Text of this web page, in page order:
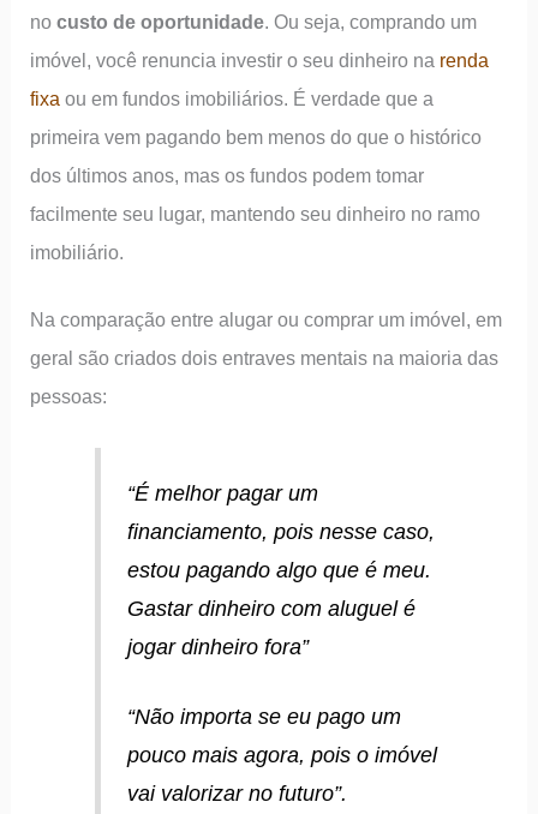
nocusto de oportunidade. Ou seja, comprando um
imóvel, você renuncia investir o seu dinheiro na renda
fixa ou em fundos imobiliários. É verdade que a
primeira vem pagando bem menos do que o histórico
dos últimos anos, mas os fundos podem tomar
facilmente seu lugar, mantendo seu dinheiro no ramo
imobiliário.
Na comparação entre alugar ou comprar um imóvel, em
geral são criados dois entraves mentais na maioria das
pessoas:
“É melhor pagar um
financiamento, pois nesse caso,
estou pagando algo que é meu.
Gastar dinheiro com aluguel é
jogar dinheiro fora”
“Não importa se eu pago um
pouco mais agora, pois o imóvel
vai valorizar no futuro”.